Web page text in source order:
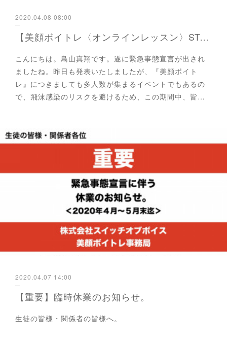
2020.04.08 08:00
【美顔ボイトレ〈オンラインレッスン〉START！！♩ 〜新型コロナウイルス予防期間限定〜】
こんにちは。鳥山真翔です。遂に緊急事態宣言が出され
ましたね。昨日も発表いたしましたが、『美顔ボイト
レ』につきましても多人数が集まるイベントでもあるの
で、飛沫感染のリスクを避けるため、この期間中、皆…
2020.04.07 14:00
【重要】臨時休業のお知らせ。
生徒の皆様・関係者の皆様へ。